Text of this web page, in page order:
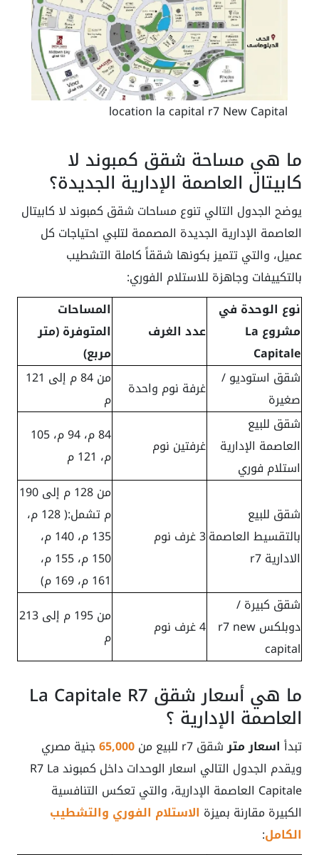
location la capital r7 New Capital
ما هي مساحة شقق كمبوند لا
كابيتال العاصمة الإدارية الجديدة؟
يوضح الجدول التالي تنوع مساحات شقق كمبوند لا كابيتال
العاصمة الإدارية الجديدة المصممة لتلبي احتياجات كل
عميل، والتي تتميز بكونها شققاً كاملة التشطيب
بالتكييفات وجاهزة للاستلام الفوري:
نوع الوحدة في
مشروع La
Capitale
عدد الغرف
المساحات
المتوفرة (متر
مربع)
شقق استوديو /
صغيرة
غرفة نوم واحدة
من 84 م إلى 121
م
شقق للبيع
العاصمة الإدارية
استلام فوري
غرفتين نوم
84 م، 94 م، 105
م، 121 م
شقق للبيع
بالتقسيط العاصمة
الادارية r7
3 غرف نوم
من 128 م إلى 190
م تشمل:( 128 م،
135 م، 140 م،
150 م، 155 م،
161 م، 169 م)
شقق كبيرة /
دوبلكس r7 new
capital
4 غرف نوم
من 195 م إلى 213
م
ما هي أسعار شقق La Capitale R7
العاصمة الإدارية ؟
تبدأ اسعار مترشقق r7 للبيع من 65,000جنية مصري
ويقدم الجدول التالي اسعار الوحدات داخل كمبوند R7 La
Capitale العاصمة الإدارية، والتي تعكس التنافسية
الكبيرة مقارنة بميزة الاستلام الفوري والتشطيب
الكامل: